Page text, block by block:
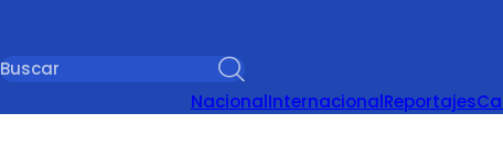
NacionalInternacionalReportajes